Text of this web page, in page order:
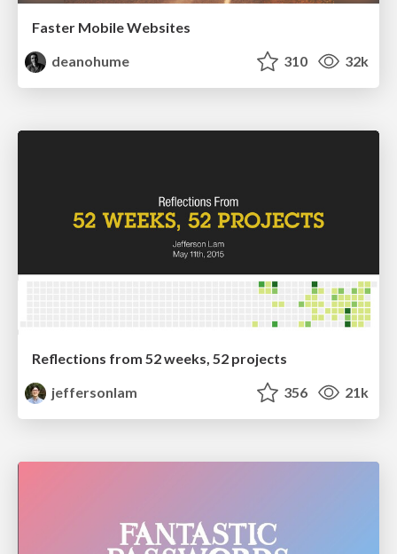
Faster Mobile Websites
deanohume
310 32k
Reflections from 52 weeks, 52 projects
jeffersonlam
356 21k